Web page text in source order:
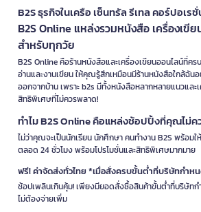
B2S ธุรกิจในเครือ เซ็นทรัล รีเทล คอร์ปอเร
B2S Online แหล่งรวมหนังสือ เครื่องเขี
สำหรับทุกวัย
B2S Online คือร้านหนังสือและเครื่องเขียนออนไลน์ที่ค
อ่านและงานเขียน ให้คุณรู้สึกเหมือนมีร้านหนังสือใกล้ฉัน
ออกจากบ้าน เพราะ b2s มีทั้งหนังสือหลากหลายแนวแล
สิทธิพิเศษที่ไม่ควรพลาด!
ทำไม B2S Online คือแหล่งช้อปปิ้งที่คุณไม่
ไม่ว่าคุณจะเป็นนักเรียน นักศึกษา คนทำงาน B2S พร้อ
ตลอด 24 ชั่วโมง พร้อมโปรโมชั่นและสิทธิพิเศษมากมาย
ฟรี! ค่าจัดส่งทั่วไทย *เมื่อสั่งครบขั้นต่ำที่บริษัทกำห
ช้อปเพลินเกินคุ้ม! เพียงมียอดสั่งซื้อสินค้าขั้นต่ำที่บริษัท
ไม่ต้องจ่ายเพิ่ม